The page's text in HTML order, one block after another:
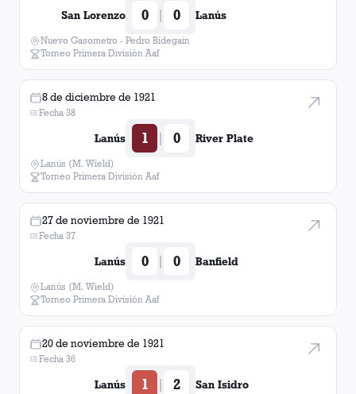
San Lorenzo 0 | 0 Lanús
Nuevo Gasometro - Pedro Bidegain
Torneo Primera División Aaf
8 de diciembre de 1921
Fecha 38
Lanús 1 | 0 River Plate
Lanús (M. Wield)
Torneo Primera División Aaf
27 de noviembre de 1921
Fecha 37
Lanús 0 | 0 Banfield
Lanús (M. Wield)
Torneo Primera División Aaf
20 de noviembre de 1921
Fecha 36
Lanús 1 | 2 San Isidro